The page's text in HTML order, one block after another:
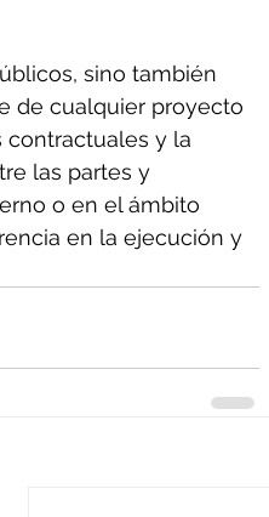
sino también
de cualquier proyecto
contractuales y la
las partes y
o en el ámbito
en la ejecución y